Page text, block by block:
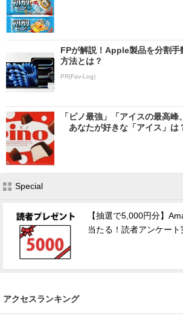
FPが解説！Apple製品を分割手
方法とは？
PR(Fav-Log)
「ピノ最強」「アイスの最高峰
あなたが好きな「アイス」は
Special
【抽選で5,000円分】
当たる！読者アンケート
アクセスランキング